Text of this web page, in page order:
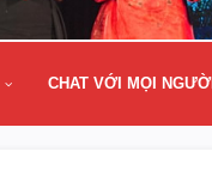
CHAT VỚI MỌI NGƯỜI